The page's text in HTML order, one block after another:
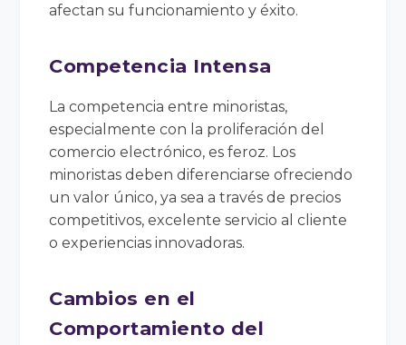
afectan su funcionamiento y éxito.
Competencia Intensa
La competencia entre minoristas,
especialmente con la proliferación del
comercio electrónico, es feroz. Los
minoristas deben diferenciarse ofreciendo
un valor único, ya sea a través de precios
competitivos, excelente servicio al cliente
o experiencias innovadoras.
Cambios en el
Comportamiento del